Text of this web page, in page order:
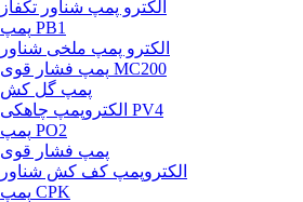
الکترو پمپ شناور تکفاز
پمپ PB1
الکترو پمپ ملخی شناور
پمپ فشار قوی MC200
پمپ گل کش
الکتروپمپ چاهکی PV4
پمپ PO2
پمپ فشار قوی
الکتروپمپ کف کش شناور
پمپ CPK